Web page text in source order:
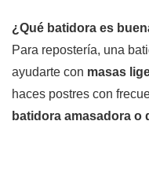
¿Qué batidora es
Para repostería, una
ayudarte con masas
haces postres con
batidora amasadora o